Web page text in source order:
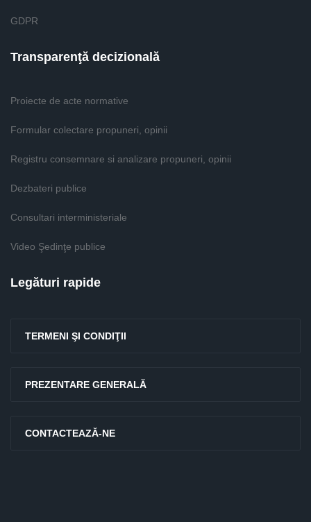
GDPR
Transparenţă decizională
Proiecte de acte normative
Formular colectare propuneri, opinii
Registru consemnare si analizare propuneri, opinii
Dezbateri publice
Consultari interministeriale
Video Şedinţe publice
Legături rapide
TERMENI ŞI CONDIŢII
PREZENTARE GENERALĂ
CONTACTEAZĂ-NE